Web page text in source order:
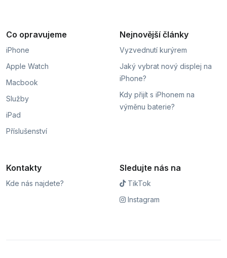
Co opravujeme
iPhone
Apple Watch
Macbook
Služby
iPad
Příslušenství
Nejnovější články
Vyzvednutí kurýrem
Jaký vybrat nový displej na
iPhone?
Kdy přijít s iPhonem na
výměnu baterie?
Kontakty
Kde nás najdete?
Sledujte nás na
TikTok
Instagram